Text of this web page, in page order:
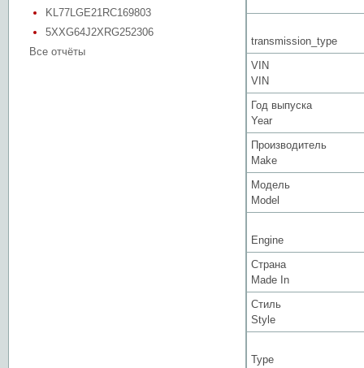
KL77LGE21RC169803
5XXG64J2XRG252306
Все отчёты
transmission_type
VIN
VIN
Год выпуска
Year
Производитель
Make
Модель
Model
Engine
Страна
Made In
Стиль
Style
Type